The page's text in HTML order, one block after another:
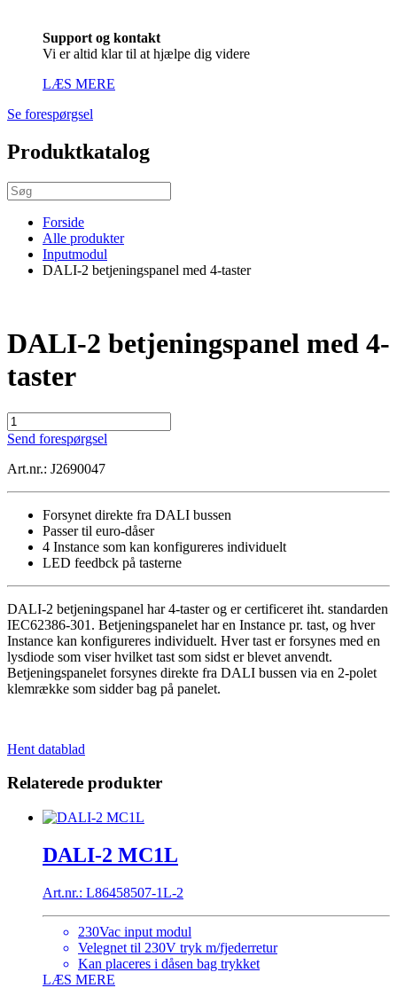
Support og kontakt
Vi er altid klar til at hjælpe dig videre
LÆS MERE
Se forespørgsel
Produktkatalog
Forside
Alle produkter
Inputmodul
DALI-2 betjeningspanel med 4-taster
DALI-2 betjeningspanel med 4-
taster
DALI-
2
betjeningspanel
med
antal
Send forespørgsel
Art.nr.: J2690047
Forsynet direkte fra DALI bussen
Passer til euro-dåser
4 Instance som kan konfigureres individuelt
LED feedbck på tasterne
DALI-2 betjeningspanel har 4-taster og er certificeret iht. standarden
IEC62386-301. Betjeningspanelet har en Instance pr. tast, og hver
Instance kan konfigureres individuelt. Hver tast er forsynes med en
lysdiode som viser hvilket tast som sidst er blevet anvendt.
Betjeningspanelet forsynes direkte fra DALI bussen via en 2-polet
klemrække som sidder bag på panelet.
Hent datablad
Relaterede produkter
DALI-2 MC1L
Art.nr.: L86458507-1L-2
230Vac input modul
Velegnet til 230V tryk m/fjederretur
Kan placeres i dåsen bag trykket
LÆS MERE